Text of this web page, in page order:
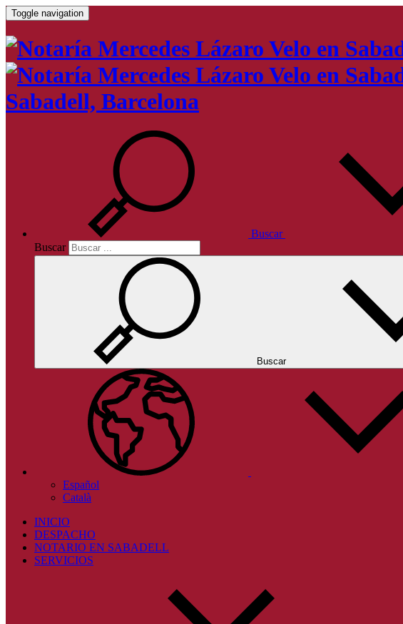
Toggle navigation
Sabadell, Barcelona
Buscar
Buscar
Buscar
Español
Català
INICIO
DESPACHO
NOTARIO EN SABADELL
SERVICIOS